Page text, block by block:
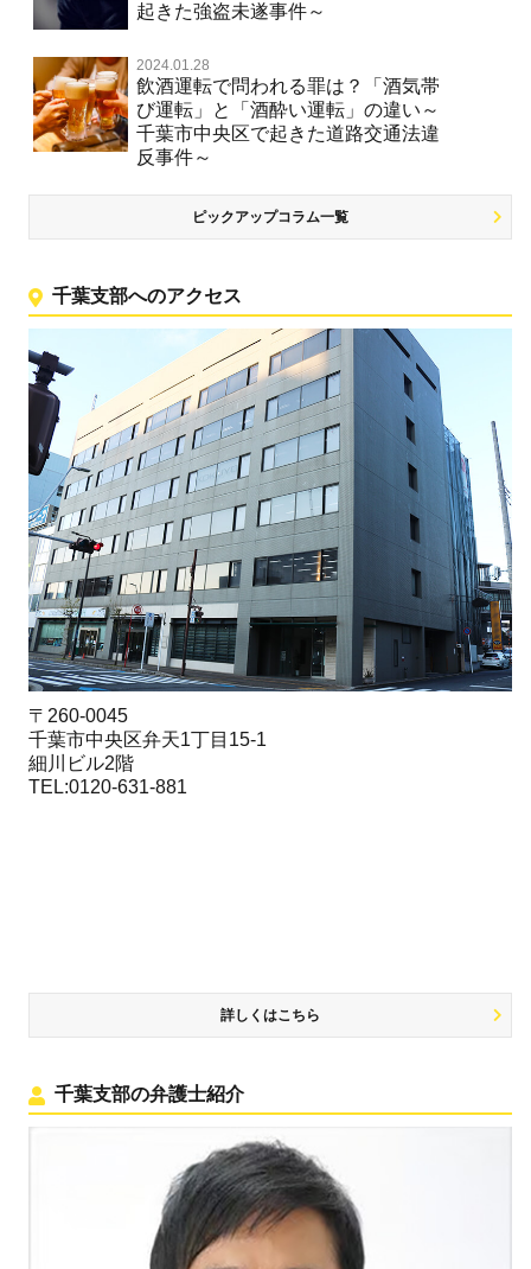
起きた強盗未遂事件～
2024.01.28
飲酒運転で問われる罪は？「酒気帯
び運転」と「酒酔い運転」の違い～
千葉市中央区で起きた道路交通法違
反事件～
ピックアップコラム一覧
千葉支部へのアクセス
〒260-0045
千葉市中央区弁天1丁目15-1
細川ビル2階
TEL:0120-631-881
詳しくはこちら
千葉支部の弁護士紹介